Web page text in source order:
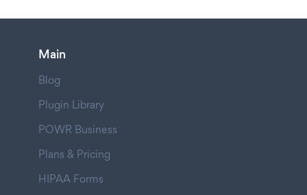
Main
Blog
Plugin Library
POWR Business
Plans & Pricing
HIPAA Forms